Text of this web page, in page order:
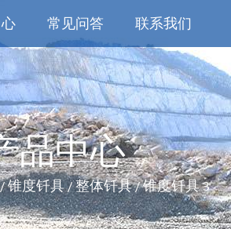
常见问答 联系我们
品中心
锥度钎具/整体钎具/锥度钎具 3